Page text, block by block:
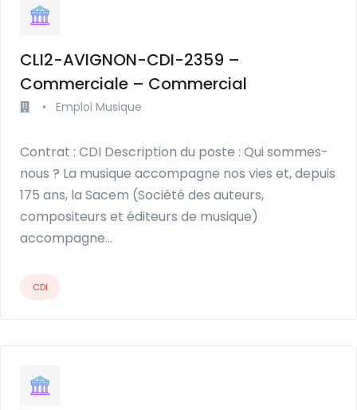
CLI2-AVIGNON-CDI-2359 –
Commerciale – Commercial
• Emploi Musique
Contrat : CDI Description du poste : Qui sommes-
nous ? La musique accompagne nos vies et, depuis
175 ans, la Sacem (Société des auteurs,
compositeurs et éditeurs de musique)
accompagne…
CDI